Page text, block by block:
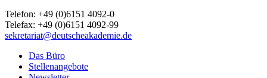
Telefon: +49 (0)6151 4092-0
Telefax: +49 (0)6151 4092-99
sekretariat@deutscheakademie.de
Das Büro
Stellenangebote